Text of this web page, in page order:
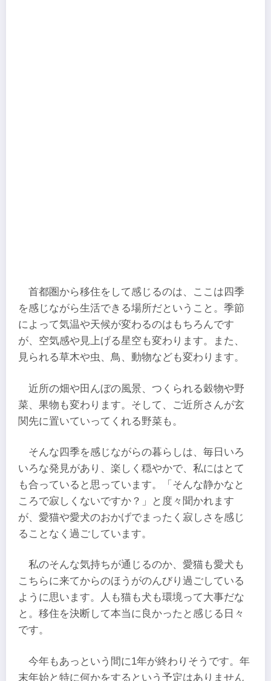
首都圏から移住をして感じるのは、ここは四季
を感じながら生活できる場所だということ。季節
によって気温や天候が変わるのはもちろんです
が、空気感や見上げる星空も変わります。また、
見られる草木や虫、鳥、動物なども変わります。
近所の畑や田んぼの風景、つくられる穀物や野
菜、果物も変わります。そして、ご近所さんが玄
関先に置いていってくれる野菜も。
そんな四季を感じながらの暮らしは、毎日いろ
いろな発見があり、楽しく穏やかで、私にはとて
も合っていると思っています。「そんな静かなと
ころで寂しくないですか？」と度々聞かれます
が、愛猫や愛犬のおかげでまったく寂しさを感じ
ることなく過ごしています。
私のそんな気持ちが通じるのか、愛猫も愛犬も
こちらに来てからのほうがのんびり過ごしている
ように思います。人も猫も犬も環境って大事だな
と。移住を決断して本当に良かったと感じる日々
です。
今年もあっという間に1年が終わりそうです。年
末年始と特に何かをするという予定はありません